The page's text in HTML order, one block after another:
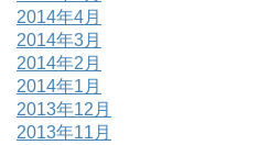
2014年4月
2014年3月
2014年2月
2014年1月
2013年12月
2013年11月